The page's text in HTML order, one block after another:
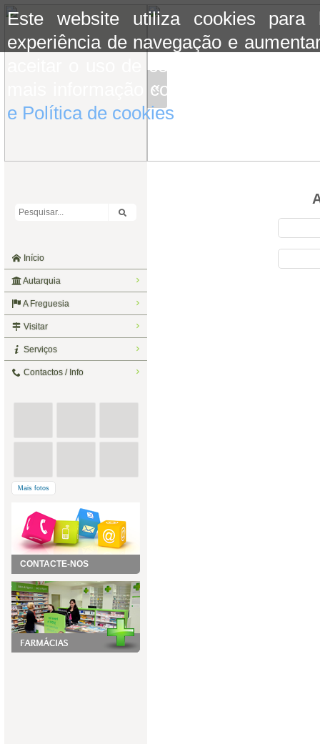
Este website utiliza cookies para
experiência de navegação e
aceitar o uso de cookies basta
mais informação consulte a
e Política de cookies
«
Início
Autarquia
A Freguesia
Visitar
Serviços
Contactos / Info
Mais fotos
CONTACTE-NOS